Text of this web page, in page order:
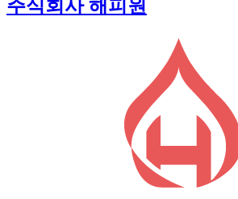
주식회사 해피원